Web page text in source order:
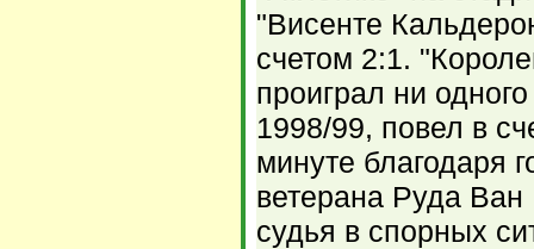
"Висенте
счетом 2:1.
проиграл ни
1998/99, повел в
минуте благодаря
ветерана Руда
судья в спорных